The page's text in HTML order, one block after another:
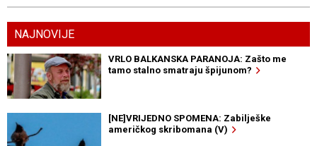
NAJNOVIJE
VRLO BALKANSKA PARANOJA: Zašto me
tamo stalno smatraju špijunom?
[NE]VRIJEDNO SPOMENA: Zabilješke
američkog skribomana (V)